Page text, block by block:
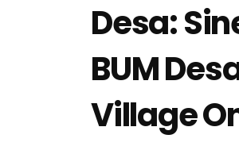
Desa:
BUM
Village